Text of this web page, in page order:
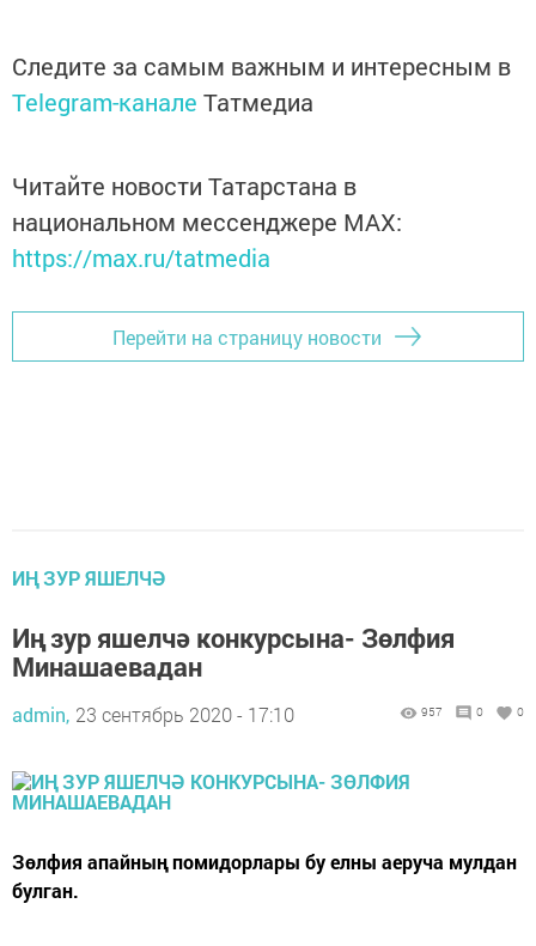
Следите за самым важным и интересным в
Telegram-канале Татмедиа
Читайте новости Татарстана в
национальном мессенджере MАХ:
https://max.ru/tatmedia
Перейти на страницу новости
ИҢ ЗУР ЯШЕЛЧӘ
Иң зур яшелчә конкурсына- Зөлфия
Минашаевадан
admin, 23 сентябрь 2020 - 17:10 957 0 0
Зөлфия апайның помидорлары бу елны аеруча мулдан
булган.